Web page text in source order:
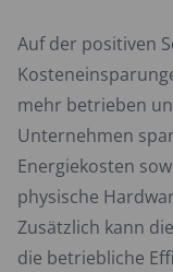
Auf der positiven
mehr betrieben
Unternehmen
Energiekosten
physische
Zusätzlich kann
die betriebliche